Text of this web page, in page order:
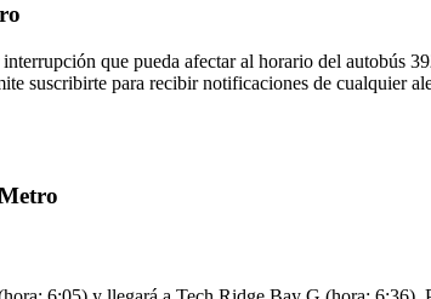
que pueda afectar al horario del autobús
suscribirte para recibir notificaciones de cualquier